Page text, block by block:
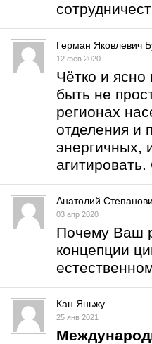
Герман Яковлевич
12 фев 2020
Чётко и
быть не
регионах
отделения и
энергичных,
Анатолий
03 апр 2020
Почему Ваш
концепции
Кан Яньжу
25 янв 2021